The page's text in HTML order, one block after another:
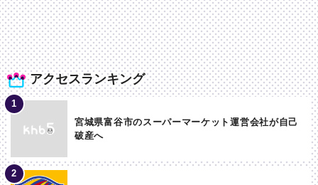
アクセスランキング
宮城県富谷市のスーパーマーケット運営会社が自己
破産へ